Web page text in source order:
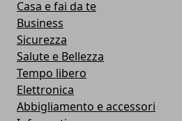
Casa e fai da te
Business
Sicurezza
Salute e Bellezza
Tempo libero
Elettronica
Abbigliamento e accessori